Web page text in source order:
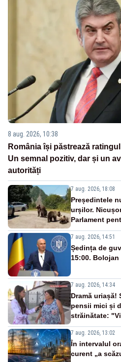
8 aug. 2026, 10:38
România își păstrează
Un semnal pozitiv, dar și un
autorități
7 aug. 2026, 18:08
Președintele
urșilor.
Parlament
7 aug. 2026, 14:51
Ședința de
15:00.
7 aug. 2026, 14:34
Dramă uriașă!
pensii mici și
străinătate:
7 aug. 2026, 13:02
În intervalul
curent „a